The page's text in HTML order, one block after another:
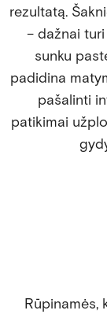
rezultatą.
– dažnai
sunku
padidina
pašalinti
patikimai
Rūpinamės,